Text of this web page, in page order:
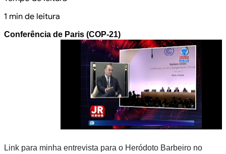
1 min de leitura
Conferência de Paris (COP-21)
Link para minha entrevista para o Heródoto Barbeiro no